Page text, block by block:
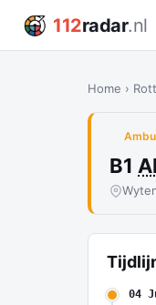
112radar.nl
Home ›
B1
04